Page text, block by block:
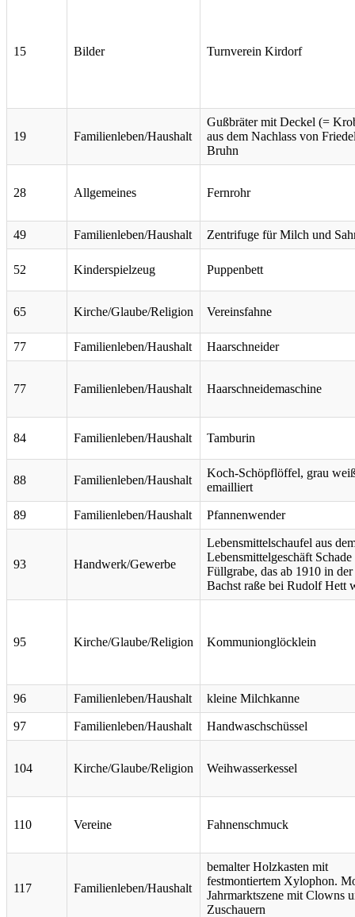
15 Bilder Turnverein Kirdorf
19 Familienleben/Haushalt
Gußbräter mit Deckel (=
aus dem Nachlass von
Bruhn
28 Allgemeines Fernrohr
49 Familienleben/Haushalt Zentrifuge für Milch und
52 Kinderspielzeug Puppenbett
65 Kirche/Glaube/Religion Vereinsfahne
77 Familienleben/Haushalt Haarschneider
77 Familienleben/Haushalt Haarschneidemaschine
84 Familienleben/Haushalt Tamburin
88 Familienleben/Haushalt
Koch-Schöpflöffel, grau
emailliert
89 Familienleben/Haushalt Pfannenwender
93 Handwerk/Gewerbe
Lebensmittelschaufel aus
Lebensmittelgeschäft
Füllgrabe, das ab 1910 in der
Bachst raße bei Rudolf Hett
95 Kirche/Glaube/Religion Kommunionglöcklein
96 Familienleben/Haushalt kleine Milchkanne
97 Familienleben/Haushalt Handwaschschüssel
104 Kirche/Glaube/Religion Weihwasserkessel
110 Vereine Fahnenschmuck
117 Familienleben/Haushalt
bemalter Holzkasten mit
festmontiertem Xylophon.
Jahrmarktszene mit Clowns
Zuschauern